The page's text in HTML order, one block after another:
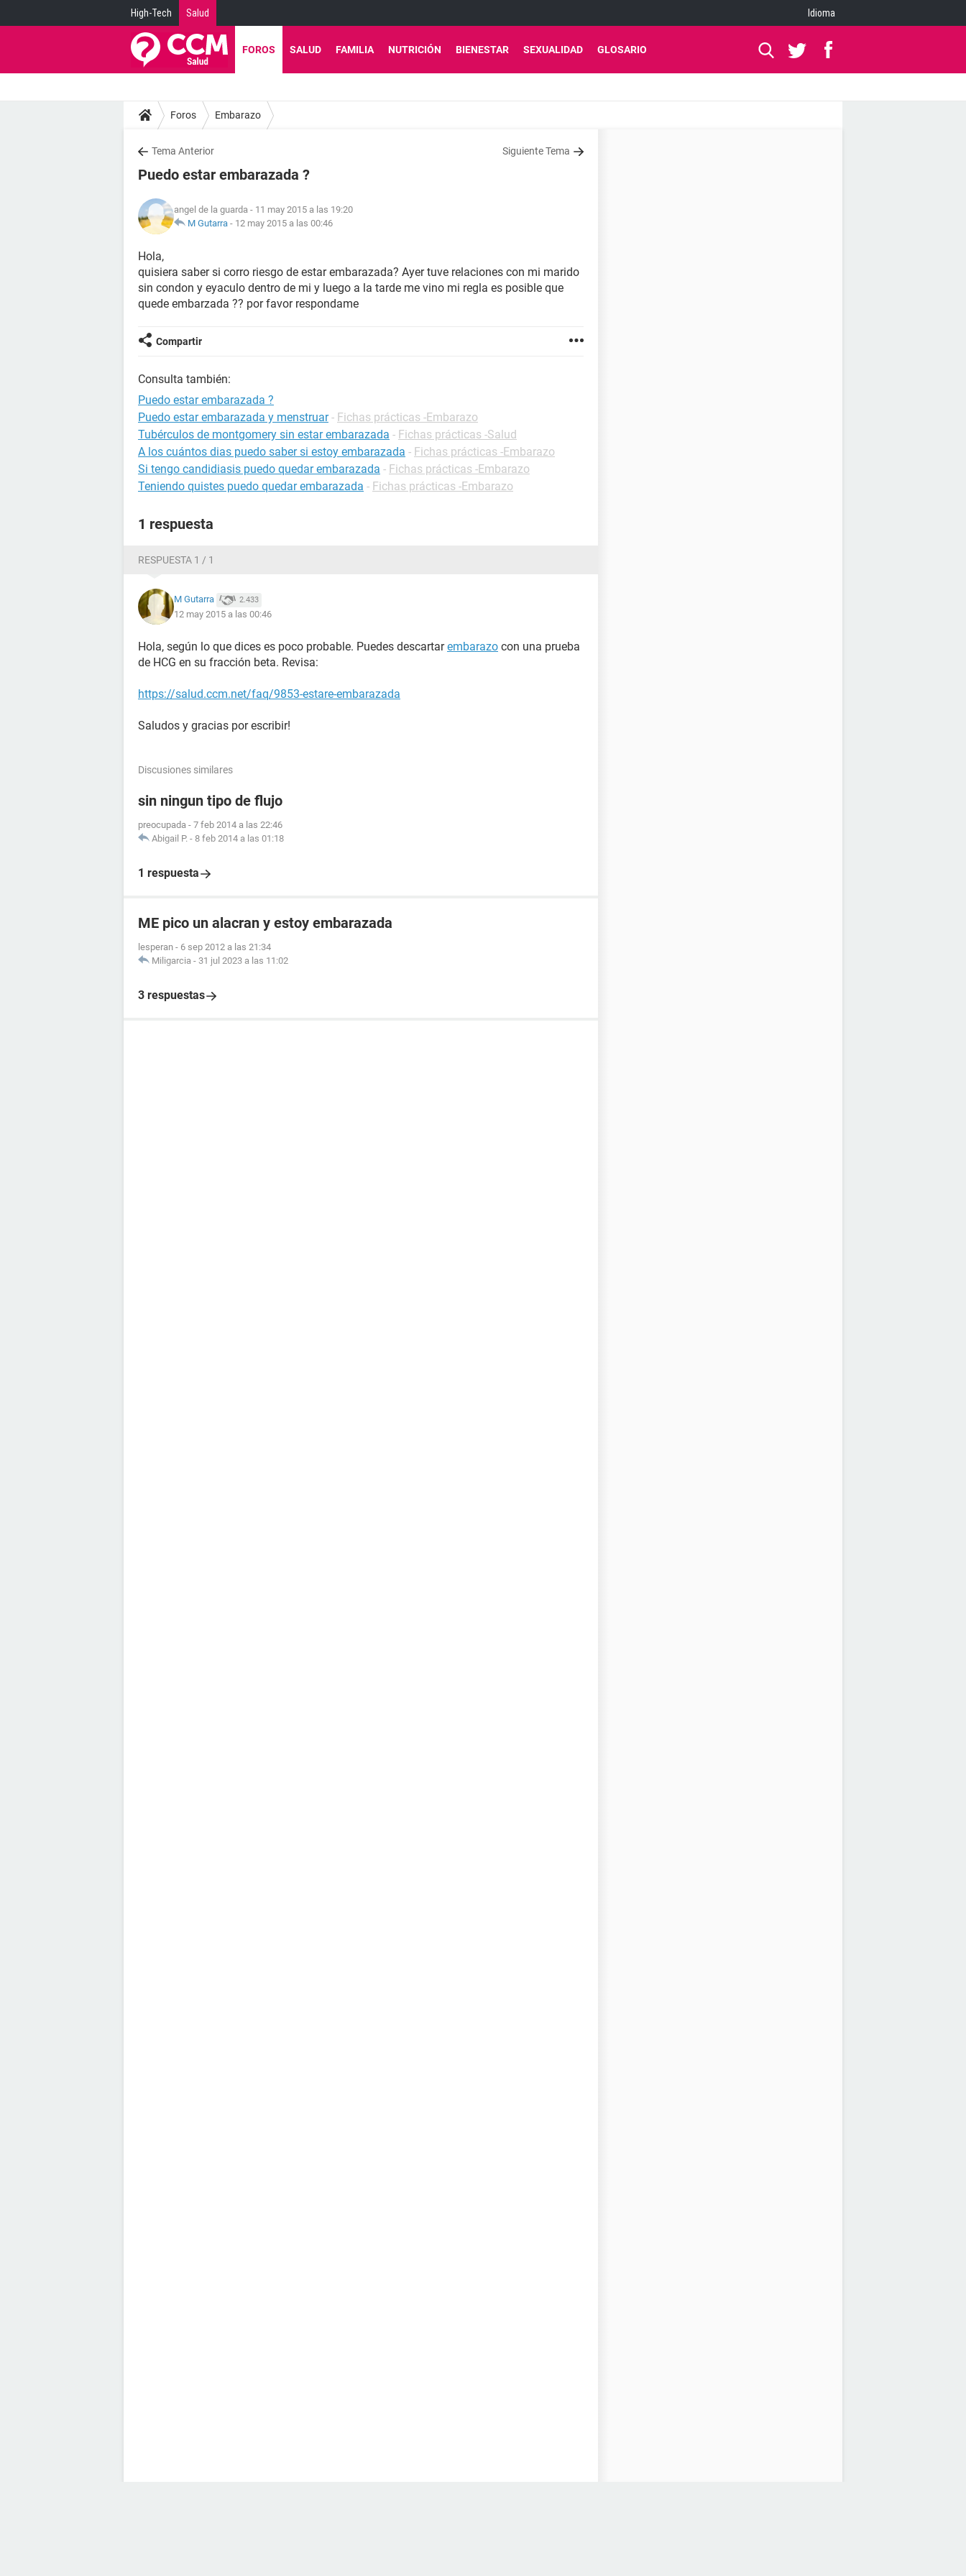
High-Tech Salud Idioma
FOROS SALUD FAMILIA NUTRICIÓN BIENESTAR SEXUALIDAD GLOSARIO
Foros Embarazo
Tema Anterior Siguiente Tema
Puedo estar embarazada ?
angel de la guarda - 11 may 2015 a las 19:20
M Gutarra - 12 may 2015 a las 00:46
Hola,
quisiera saber si corro riesgo de estar embarazada? Ayer tuve relaciones con mi marido
sin condon y eyaculo dentro de mi y luego a la tarde me vino mi regla es posible que
quede embarzada ?? por favor respondame
Compartir
Consulta también:
Puedo estar embarazada ?
Puedo estar embarazada y menstruar - Fichas prácticas -Embarazo
Tubérculos de montgomery sin estar embarazada - Fichas prácticas -Salud
A los cuántos dias puedo saber si estoy embarazada - Fichas prácticas -Embarazo
Si tengo candidiasis puedo quedar embarazada - Fichas prácticas -Embarazo
Teniendo quistes puedo quedar embarazada - Fichas prácticas -Embarazo
1 respuesta
RESPUESTA 1 / 1
M Gutarra 2.433
12 may 2015 a las 00:46
Hola, según lo que dices es poco probable. Puedes descartarembarazo con una prueba
de HCG en su fracción beta. Revisa:
https://salud.ccm.net/faq/9853-estare-embarazada
Saludos y gracias por escribir!
Discusiones similares
sin ningun tipo de flujo
preocupada - 7 feb 2014 a las 22:46
Abigail P. - 8 feb 2014 a las 01:18
1 respuesta
ME pico un alacran y estoy embarazada
lesperan - 6 sep 2012 a las 21:34
Miligarcia - 31 jul 2023 a las 11:02
3 respuestas